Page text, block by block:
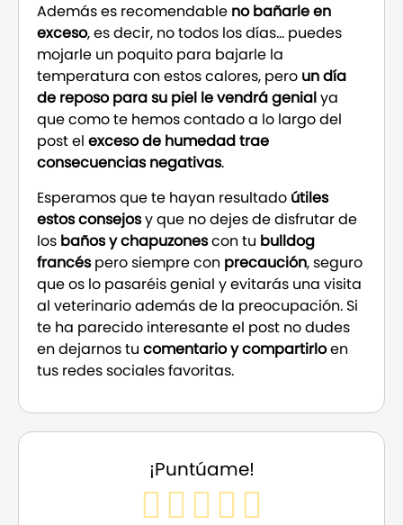
Además es recomendable no bañarle en
exceso, es decir, no todos los días… puedes
mojarle un poquito para bajarle la
temperatura con estos calores, pero un día
de reposo para su piel le vendrá genialya
que como te hemos contado a lo largo del
post el exceso de humedad trae
consecuencias negativas.
Esperamos que te hayan resultado útiles
estos consejosy que no dejes de disfrutar de
los baños y chapuzonescon tu bulldog
francéspero siempre con precaución, seguro
que os lo pasaréis genial y evitarás una visita
al veterinario además de la preocupación. Si
te ha parecido interesante el post no dudes
en dejarnos tu comentario y compartirloen
tus redes sociales favoritas.
¡Puntúame!